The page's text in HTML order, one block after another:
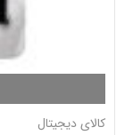
کالای دیجیتال